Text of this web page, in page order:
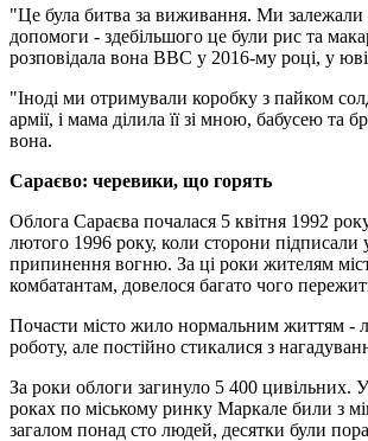
"Це була битва за виживання. Ми залежали
допомоги - здебільшого це були рис та
розповідала вона ВВС у 2016-му році, у
"Іноді ми отримували коробку з пайком
армії, і мама ділила її зі мною, бабусею та
вона.
Сараєво: черевики, що горять
Облога Сараєва почалася 5 квітня 1992
лютого 1996 року, коли сторони підписали
припинення вогню. За ці роки жителям
комбатантам, довелося багато чого
Почасти місто жило нормальним життям -
роботу, але постійно стикалися з
За роки облоги загинуло 5 400 цивільних.
роках по міському ринку Маркале били з
загалом понад сто людей, десятки були